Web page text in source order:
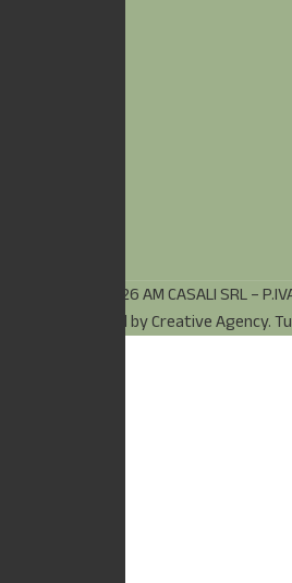
© Copyright 2026 AM CASALI SRL –
(MI) – Powered byCreative Agency.